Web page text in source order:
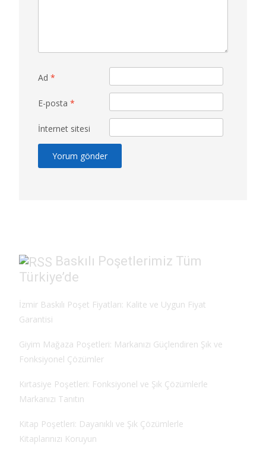
Ad *
E-posta *
İnternet sitesi
Baskılı Poşetlerimiz Tüm
Türkiye’de
İzmir Baskılı Poşet Fiyatları: Kalite ve Uygun Fiyat
Garantisi
Giyim Mağaza Poşetleri: Markanızı Güçlendiren Şık ve
Fonksiyonel Çözümler
Kırtasiye Poşetleri: Fonksiyonel ve Şık Çözümlerle
Markanızı Tanıtın
Kitap Poşetleri: Dayanıklı ve Şık Çözümlerle
Kitaplarınızı Koruyun